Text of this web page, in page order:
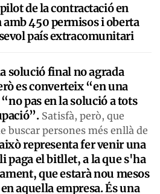
de la contractació en
amb 450 permisos i oberta
país extracomunitari
solució final no agrada
es converteix “en una
pas en la solució a tots
Satisfà, però, que
buscar persones més enllà de
representa fer venir una
paga el bitllet, a la que s'ha
que estarà nou mesos
aquella empresa. És una